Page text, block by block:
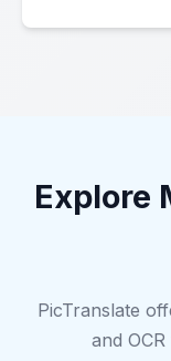
pour les
par lots aide
Explore
PicTranslate
and